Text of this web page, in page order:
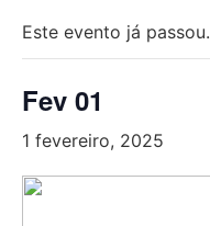
Este evento já passou.
Fev 01
1 fevereiro, 2025